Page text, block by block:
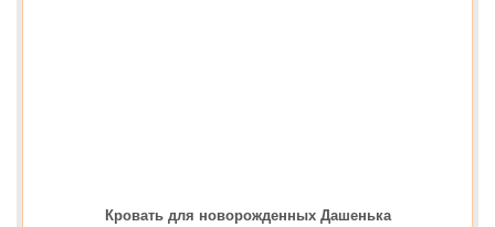
Кровать для новорожденных Дашенька